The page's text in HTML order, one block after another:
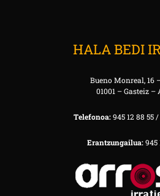
HALA BEDI
Bueno Monreal, 16
01001 – Gasteiz –
Telefonoa:945 12 88 55 /
Erantzungailua:945